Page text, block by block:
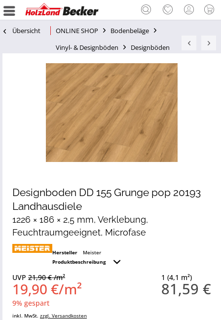
Übersicht ONLINE SHOP
Bodenbeläge
Vinyl- & Designböden
Designböden
Designboden DD 155 Grunge pop 20193
Landhausdiele
1226 × 186 × 2,5 mm, Verklebung,
Feuchtraumgeeignet, Microfase
Hersteller
Meister
Produktbeschreibung
1 (4,1 m²)
81,59 €
UVP 21,90 € /m²
19,90 €/m²
9% gespart
inkl. MwSt. zzgl. Versandkosten